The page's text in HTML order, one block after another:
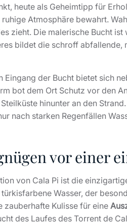
heute als Geheimtipp für
Atmosphäre bewahrt.
zieht. Die malerische Bucht
bildet die schroff
Eingang der Bucht bietet sich
bot dem Ort Schutz vor den
hinunter an den
nach starken Regenfällen
vor einer
von Cala Pi ist die
türkisfarbene Wasser, der
zauberhafte Kulisse für eine
des Laufes des Torrent de